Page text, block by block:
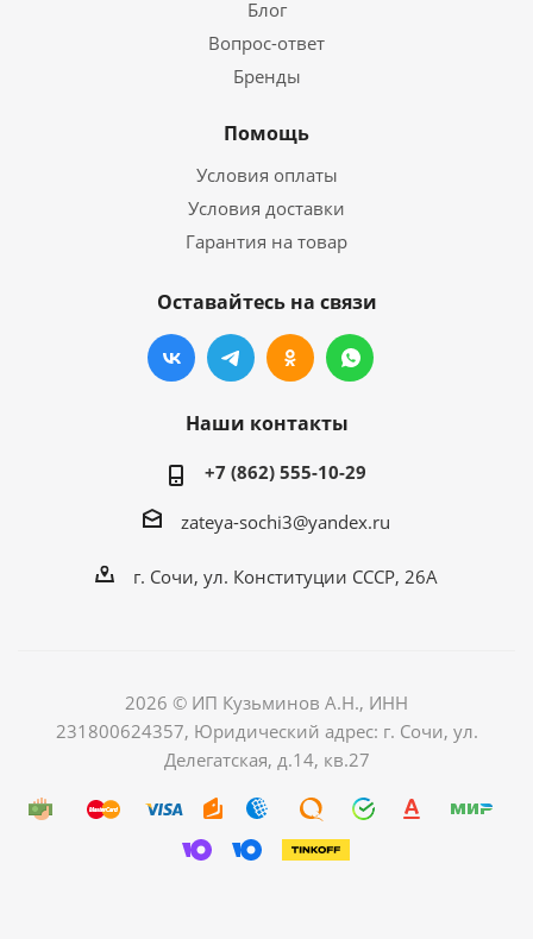
Блог
Вопрос-ответ
Бренды
Помощь
Условия оплаты
Условия доставки
Гарантия на товар
Оставайтесь на связи
Наши контакты
+7 (862) 555-10-29
zateya-sochi3@yandex.ru
г. Сочи, ул. Конституции СССР, 26А
2026 © ИП Кузьминов А.Н., ИНН
231800624357, Юридический адрес: г. Сочи, ул.
Делегатская, д.14, кв.27